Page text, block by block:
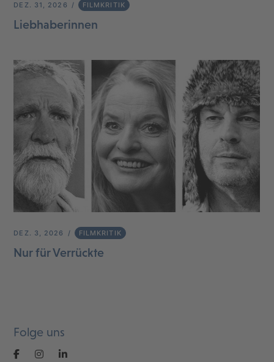
DEZ. 31, 2026 FILMKRITIK
Liebhaberinnen
DEZ. 3, 2026 FILMKRITIK
Nur für Verrückte
Folge uns